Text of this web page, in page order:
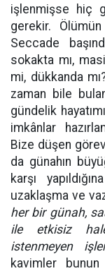
işlenmişse hiç
gerekir.
Seccade
sokakta mı,
mi, dükkanda
zaman bile
gündelik
imkânlar
Bize düşen
da günahın
karşı
uzaklaşma ve
her bir günah,
ile etkisiz hale
istenmeyen
kavimler